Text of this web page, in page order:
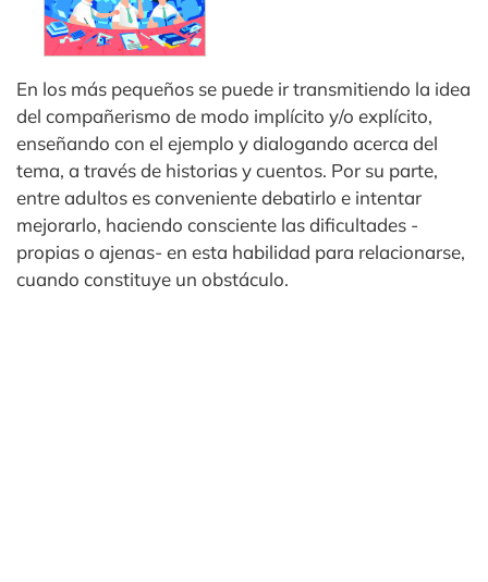
En los más pequeños se puede ir transmitiendo la idea
del compañerismo de modo implícito y/o explícito,
enseñando con el ejemplo y dialogando acerca del
tema, a través de historias y cuentos. Por su parte,
entre adultos es conveniente debatirlo e intentar
mejorarlo, haciendo consciente las dificultades -
propias o ajenas- en esta habilidad para relacionarse,
cuando constituye un obstáculo.